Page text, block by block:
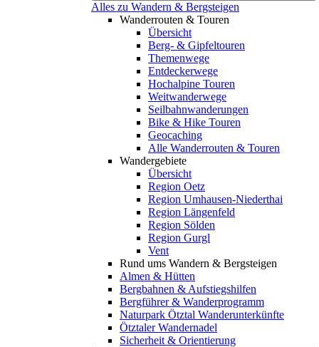
Alles zu Wandern & Bergsteigen
Wanderrouten & Touren
Übersicht
Berg- & Gipfeltouren
Themenwege
Entdeckerwege
Hochalpine Touren
Weitwanderwege
Seilbahnwanderungen
Bike & Hike Touren
Geocaching
Alle Wanderrouten & Touren
Wandergebiete
Übersicht
Region Oetz
Region Umhausen-Niederthai
Region Längenfeld
Region Sölden
Region Gurgl
Vent
Rund ums Wandern & Bergsteigen
Almen & Hütten
Bergbahnen & Aufstiegshilfen
Bergführer & Wanderprogramm
Naturpark Ötztal Wanderunterkünfte
Ötztaler Wandernadel
Sicherheit & Orientierung